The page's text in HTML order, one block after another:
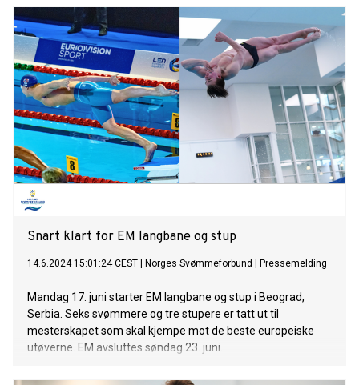
Snart klart for EM langbane og stup
14.6.2024 15:01:24 CEST Norges Svømmeforbund Pressemelding
Mandag 17. juni starter EM langbane og stup i Beograd,
Serbia. Seks svømmere og tre stupere er tatt ut til
mesterskapet som skal kjempe mot de beste europeiske
utøverne. EM avsluttes søndag 23. juni.